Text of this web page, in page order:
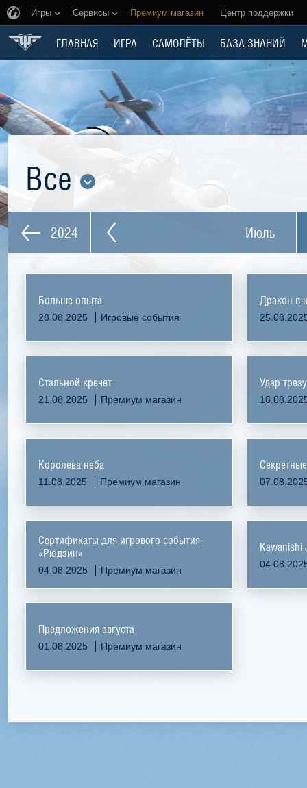
Игры Сервисы Премиум магазин Центр поддержки
ГЛАВНАЯ ИГРА САМОЛЁТЫ БАЗА ЗНАНИЙ
Все
2024 Июль
Больше опыта
28.08.2025 Игровые события
Дракон в
Стальной кречет
21.08.2025 Премиум магазин
Удар
Королева неба
11.08.2025 Премиум магазин
Сертификаты для игрового события
«Рюдзин»
04.08.2025 Премиум магазин
Предложения августа
01.08.2025 Премиум магазин